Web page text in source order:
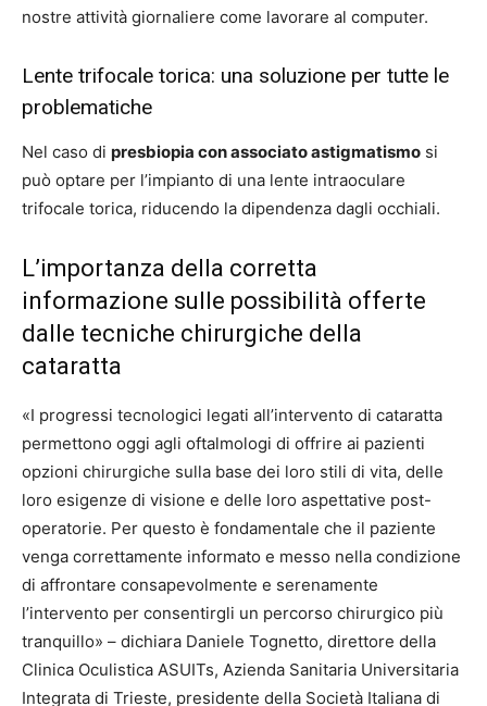
nostre attività giornaliere come lavorare al computer.
Lente trifocale torica: una soluzione per tutte le
problematiche
Nel caso di presbiopia con associato astigmatismo si
può optare per l’impianto di una lente intraoculare
trifocale torica, riducendo la dipendenza dagli occhiali.
L’importanza della corretta
informazione sulle possibilità offerte
dalle tecniche chirurgiche della
cataratta
«I progressi tecnologici legati all’intervento di cataratta
permettono oggi agli oftalmologi di offrire ai pazienti
opzioni chirurgiche sulla base dei loro stili di vita, delle
loro esigenze di visione e delle loro aspettative post-
operatorie. Per questo è fondamentale che il paziente
venga correttamente informato e messo nella condizione
di affrontare consapevolmente e serenamente
l’intervento per consentirgli un percorso chirurgico più
tranquillo» – dichiara Daniele Tognetto, direttore della
Clinica Oculistica ASUITs, Azienda Sanitaria Universitaria
Integrata di Trieste, presidente della Società Italiana di